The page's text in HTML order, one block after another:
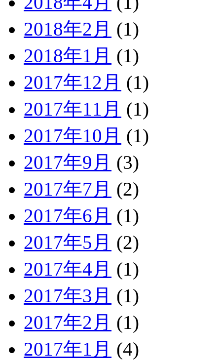
2018年2月 (1)
2018年1月 (1)
2017年12月 (1)
2017年11月 (1)
2017年10月 (1)
2017年9月 (3)
2017年7月 (2)
2017年6月 (1)
2017年5月 (2)
2017年4月 (1)
2017年3月 (1)
2017年2月 (1)
2017年1月 (4)